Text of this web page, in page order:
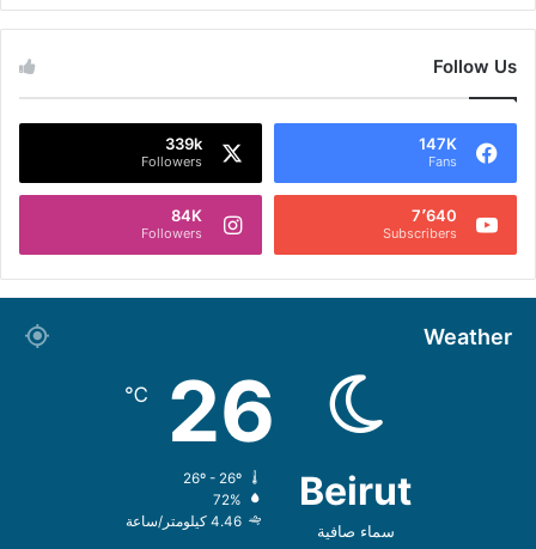
Follow Us
147K
Fans
339k
Followers
7٬640
Subscribers
84K
Followers
Weather
Beirut
سماء صافية
26
℃
72%
4.46 كيلومتر/ساعة